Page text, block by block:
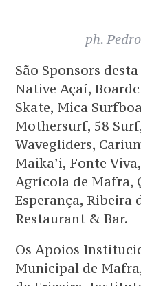
ph.
São Sponsors
Native Açaí,
Skate, Mica
Mothersurf, 58
Wavegliders,
Maika’i, Fonte
Agrícola de Mafra,
Esperança, Ribeira
Restaurant & Bar.
Os Apoios
Municipal de